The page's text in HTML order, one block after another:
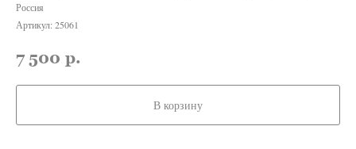
Россия
Артикул: 25061
7 500 р.
В корзину